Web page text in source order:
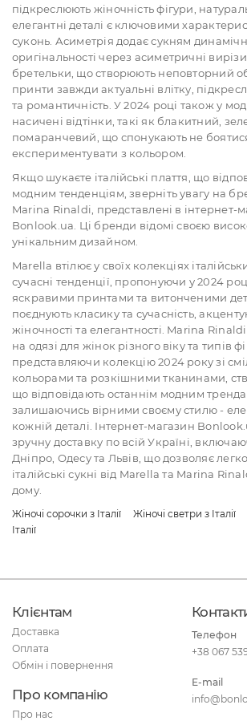
підкреслюють жіночність фігури,
елегантні деталі є ключовими
суконь. Асиметрія додає сукням
оригінальності через асиметричні
бретельки, що створюють неповторний
принти завжди актуальні влітку,
та романтичність. У 2024 році також у
насичені відтінки, такі як блакитний,
помаранчевий, що спонукають не
експериментувати з кольором.
Якщо шукаєте італійські плаття, що
модним тенденціям, зверніть увагу на
Marina Rinaldi, представлені в інтернет-
Bonlook.ua. Ці бренди відомі своєю
унікальним дизайном.
Marella втілює у своїх колекціях
сучасні тенденції, пропонуючи у 2024
яскравими принтами та витонченими
поєднують класику та сучасність,
жіночності та елегантності. Marina Rinaldi
на одязі для жінок різного віку та типів
представляючи колекцію 2024 року зі
кольорами та розкішними тканинами,
що відповідають останнім модним
залишаючись вірними своєму стилю -
кожній деталі. Інтернет-магазин
зручну доставку по всій Україні,
Дніпро, Одесу та Львів, що дозволяє
італійські сукні від Marella та Marina
дому.
Жіночі сорочки з Італії Жіночі светри з Італії
Італії
Клієнтам
Доставка
Оплата
Обмін і повернення
Про компанію
Про нас
Телефон
+38 067
E-mail